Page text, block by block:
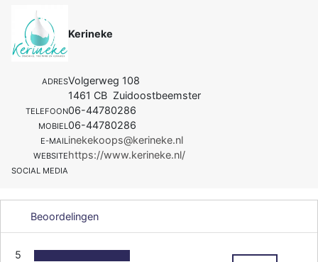
Kerineke
ADRESVolgerweg 108
1461 CB Zuidoostbeemster
TELEFOON06-44780286
MOBIEL06-44780286
E-MAILinekekoops@kerineke.nl
WEBSITEhttps://www.kerineke.nl/
SOCIAL MEDIA
Beoordelingen
5